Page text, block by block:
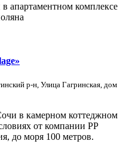
апартаментном комплексе
р-н, Улица Гагринская, дом
в камерном коттеджном
от компании РР
до моря 100 метров.